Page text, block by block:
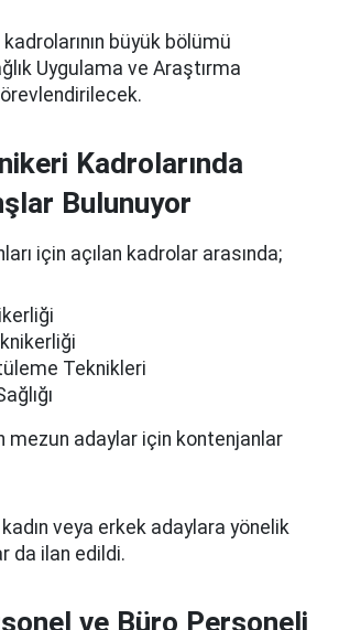
büyük bölümü
Uygulama ve Araştırma
Kadrolarında
Bulunuyor
için açılan kadrolar arasında;
Teknikleri
mezun adaylar için kontenjanlar
veya erkek adaylara yönelik
da ilan edildi.
ve Büro Personeli